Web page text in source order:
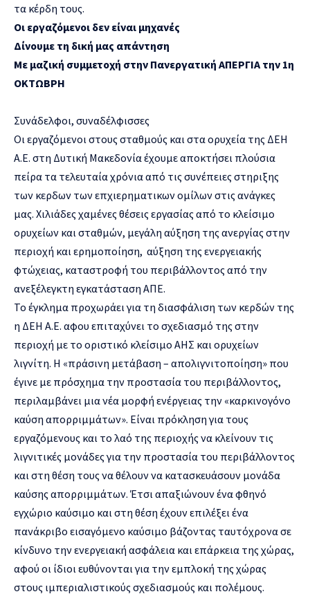
τα κέρδη τους.
Οι εργαζόμενοι δεν είναι μηχανές
Δίνουμε τη δική μας απάντηση
Με μαζική συμμετοχή στην Πανεργατική ΑΠΕΡΓΙΑ την 1η
ΟΚΤΩΒΡΗ
Συνάδελφοι, συναδέλφισσες
Οι εργαζόμενοι στους σταθμούς και στα ορυχεία της ΔΕΗ
Α.Ε. στη Δυτική Μακεδονία έχουμε αποκτήσει πλούσια
πείρα τα τελευταία χρόνια από τις συνέπειες στηριξης
των κερδων των επχιερηματικων ομίλων στις ανάγκες
μας. Χιλιάδες χαμένες θέσεις εργασίας από το κλείσιμο
ορυχείων και σταθμών, μεγάλη αύξηση της ανεργίας στην
περιοχή και ερημοποίηση, αύξηση της ενεργειακής
φτώχειας, καταστροφή του περιβάλλοντος από την
ανεξέλεγκτη εγκατάσταση ΑΠΕ.
Το έγκλημα προχωράει για τη διασφάλιση των κερδών της
η ΔΕΗ Α.Ε. αφου επιταχύνει το σχεδιασμό της στην
περιοχή με το οριστικό κλείσιμο ΑΗΣ και ορυχείων
λιγνίτη. Η «πράσινη μετάβαση – απολιγνιτοποίηση» που
έγινε με πρόσχημα την προστασία του περιβάλλοντος,
περιλαμβάνει μια νέα μορφή ενέργειας την «καρκινογόνο
καύση απορριμμάτων». Είναι πρόκληση για τους
εργαζόμενους και το λαό της περιοχής να κλείνουν τις
λιγνιτικές μονάδες για την προστασία του περιβάλλοντος
και στη θέση τους να θέλουν να κατασκευάσουν μονάδα
καύσης απορριμμάτων. Έτσι απαξιώνουν ένα φθηνό
εγχώριο καύσιμο και στη θέση έχουν επιλέξει ένα
πανάκριβο εισαγόμενο καύσιμο βάζοντας ταυτόχρονα σε
κίνδυνο την ενεργειακή ασφάλεια και επάρκεια της χώρας,
αφού οι ίδιοι ευθύνονται για την εμπλοκή της χώρας
στους ιμπεριαλιστικούς σχεδιασμούς και πολέμους.